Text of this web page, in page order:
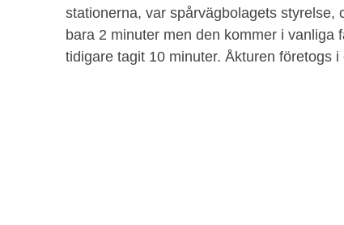
stationerna, var spårvägbolagets styrelse,
bara 2 minuter men den kommer i
tidigare tagit 10 minuter. Åkturen företogs